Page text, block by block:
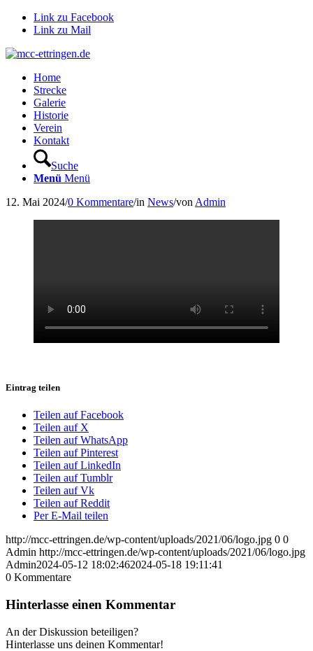
Link zu Facebook
Link zu Mail
Home
Strecke
Galerie
Historie
Verein
Kontakt
Suche
Menü Menü
12. Mai 2024/0 Kommentare/in News/von Admin
Eintrag teilen
Teilen auf Facebook
Teilen auf X
Teilen auf WhatsApp
Teilen auf Pinterest
Teilen auf LinkedIn
Teilen auf Tumblr
Teilen auf Vk
Teilen auf Reddit
Per E-Mail teilen
http://mcc-ettringen.de/wp-content/uploads/2021/06/logo.jpg 0 0
Admin http://mcc-ettringen.de/wp-content/uploads/2021/06/logo.jpg
Admin2024-05-12 18:02:462024-05-18 19:11:41
0 Kommentare
Hinterlasse einen Kommentar
An der Diskussion beteiligen?
Hinterlasse uns deinen Kommentar!